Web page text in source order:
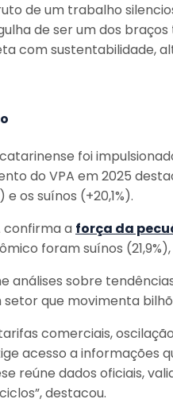
de um trabalho
de ser um dos
com sustentabilidade,
foi
do VPA em 2025
os suínos (+20,1%).
confirma a força da
foram suínos (21,9%),
análises sobre
que movimenta
comerciais,
acesso a informações
reúne dados oficiais,
destacou.